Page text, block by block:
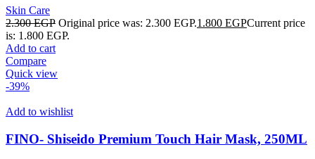
Skin Care
2.300EGP Original price was: 2.300 EGP.1.800 EGPCurrent price
is: 1.800 EGP.
Add to cart
Compare
Quick view
-39%
Add to wishlist
FINO- Shiseido Premium Touch Hair Mask, 250ML